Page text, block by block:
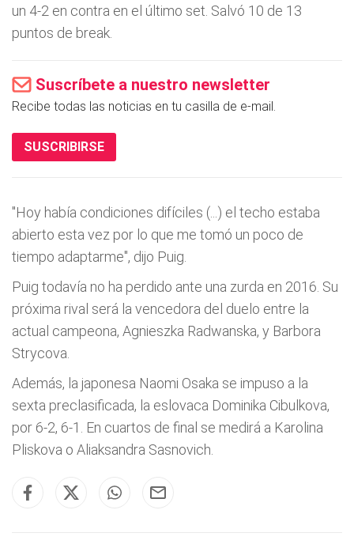
un 4-2 en contra en el último set. Salvó 10 de 13
puntos de break.
Suscríbete a nuestro newsletter
Recibe todas las noticias en tu casilla de e-mail.
SUSCRIBIRSE
"Hoy había condiciones difíciles (...) el techo estaba
abierto esta vez por lo que me tomó un poco de
tiempo adaptarme", dijo Puig.
Puig todavía no ha perdido ante una zurda en 2016. Su
próxima rival será la vencedora del duelo entre la
actual campeona, Agnieszka Radwanska, y Barbora
Strycova.
Además, la japonesa Naomi Osaka se impuso a la
sexta preclasificada, la eslovaca Dominika Cibulkova,
por 6-2, 6-1. En cuartos de final se medirá a Karolina
Pliskova o Aliaksandra Sasnovich.